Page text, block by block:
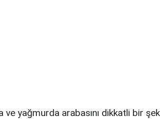
ve yağmurda arabasını dikkatli bir